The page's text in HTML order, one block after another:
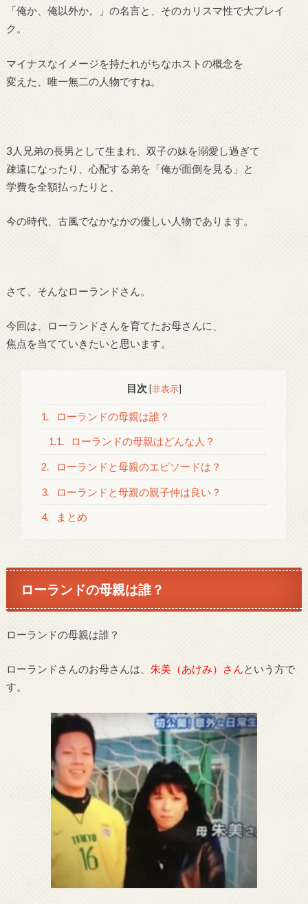
「俺か、俺以外か。」の名言と、そのカリスマ性で大ブレイ
ク。
マイナスなイメージを持たれがちなホストの概念を
変えた、唯一無二の人物ですね。
3人兄弟の長男として生まれ、双子の妹を溺愛し過ぎて
疎遠になったり、心配する弟を「俺が面倒を見る」と
学費を全額払ったりと、
今の時代、古風でなかなかの優しい人物であります。
さて、そんなローランドさん。
今回は、ローランドさんを育てたお母さんに、
焦点を当てていきたいと思います。
目次 [非表示]
1. ローランドの母親は誰？
1.1. ローランドの母親はどんな人？
2. ローランドと母親のエピソードは？
3. ローランドと母親の親子仲は良い？
4. まとめ
ローランドの母親は誰？
ローランドの母親は誰？
ローランドさんのお母さんは、 朱美（あけみ）さんという方で
す。